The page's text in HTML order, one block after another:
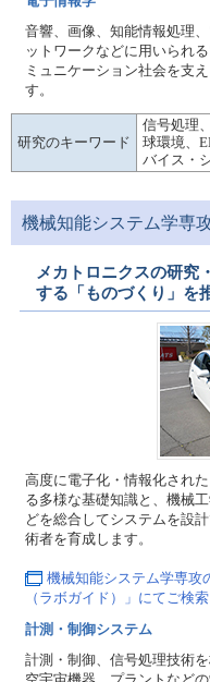
音響、画像、知能情報処理
ットワークなどに用いられ
ミュニケーション社会を支
す。
研究のキーワード
信号処理
球環境、
バイス・
機械知能システム学専
メカトロニクスの研究
する「ものづくり」を
高度に電子化・情報化され
る多様な基礎知識と、機械
どを総合してシステムを設
術者を育成します。
機械知能システム学専攻
（ラボガイド）」にてご検索
計測・制御システム
計測・制御、信号処理技術